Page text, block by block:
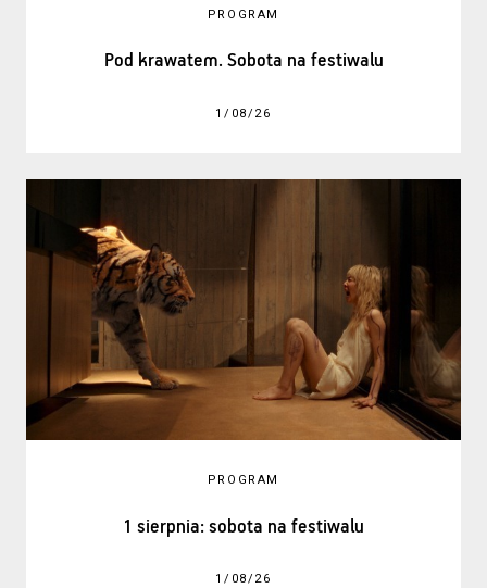
PROGRAM
Pod krawatem. Sobota na festiwalu
1/08/26
PROGRAM
1 sierpnia: sobota na festiwalu
1/08/26